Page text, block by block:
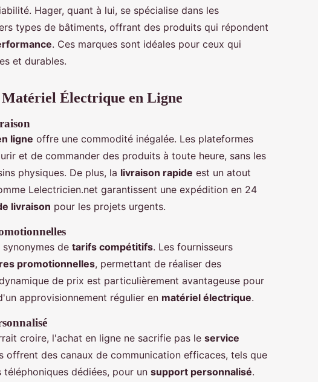
Hager, quant à lui, se spécialise dans les
types de bâtiments, offrant des produits qui répondent
. Ces marques sont idéales pour ceux qui
et durables.
Matériel Électrique en Ligne
ligne offre une commodité inégalée. Les plateformes
et de commander des produits à toute heure, sans les
physiques. De plus, la livraison rapide est un atout
Lelectricien.net garantissent une expédition en 24
livraison pour les projets urgents.
de tarifs compétitifs. Les fournisseurs
promotionnelles, permettant de réaliser des
de prix est particulièrement avantageuse pour
approvisionnement régulier en matériel électrique.
croire, l'achat en ligne ne sacrifie pas le service
offrent des canaux de communication efficaces, tels que
dédiées, pour un support personnalisé.